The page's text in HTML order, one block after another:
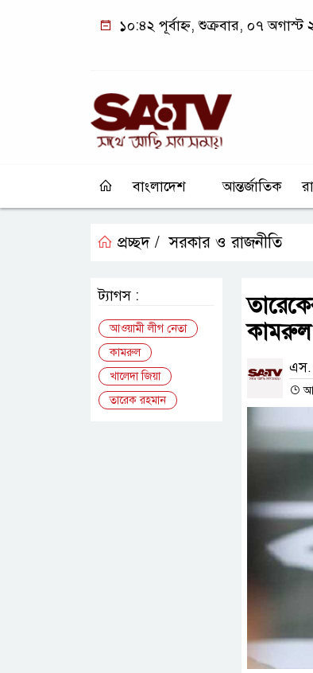
১০:৪২ পূর্বাহ্ন, শুক্রবার, ০৭ অগাস্ট
বাংলাদেশ আন্তর্জাতিক
প্রচ্ছদ / সরকার ও রাজনীতি
কামরুল
এস.
ট্যাগস :
আওয়ামী লীগ নেতা
কামরুল
খালেদা জিয়া
তারেক রহমান